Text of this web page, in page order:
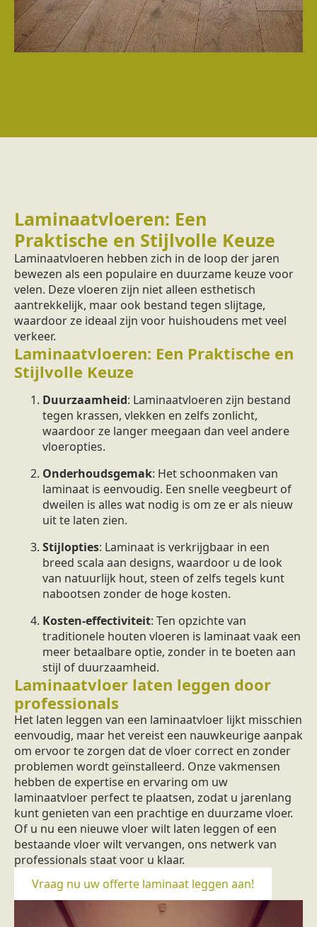
Laminaatvloeren: Een
Praktische en Stijlvolle Keuze
Laminaatvloeren hebben zich in de loop der jaren
bewezen als een populaire en duurzame keuze voor
velen. Deze vloeren zijn niet alleen esthetisch
aantrekkelijk, maar ook bestand tegen slijtage,
waardoor ze ideaal zijn voor huishoudens met veel
verkeer.
Laminaatvloeren: Een Praktische en
Stijlvolle Keuze
Duurzaamheid: Laminaatvloeren zijn bestand
tegen krassen, vlekken en zelfs zonlicht,
waardoor ze langer meegaan dan veel andere
vloeropties.
Onderhoudsgemak: Het schoonmaken van
laminaat is eenvoudig. Een snelle veegbeurt of
dweilen is alles wat nodig is om ze er als nieuw
uit te laten zien.
Stijlopties: Laminaat is verkrijgbaar in een
breed scala aan designs, waardoor u de look
van natuurlijk hout, steen of zelfs tegels kunt
nabootsen zonder de hoge kosten.
Kosten-effectiviteit: Ten opzichte van
traditionele houten vloeren is laminaat vaak een
meer betaalbare optie, zonder in te boeten aan
stijl of duurzaamheid.
Laminaatvloer laten leggen door
professionals
Het laten leggen van een laminaatvloer lijkt misschien
eenvoudig, maar het vereist een nauwkeurige aanpak
om ervoor te zorgen dat de vloer correct en zonder
problemen wordt geïnstalleerd. Onze vakmensen
hebben de expertise en ervaring om uw
laminaatvloer perfect te plaatsen, zodat u jarenlang
kunt genieten van een prachtige en duurzame vloer.
Of u nu een nieuwe vloer wilt laten leggen of een
bestaande vloer wilt vervangen, ons netwerk van
professionals staat voor u klaar.
Vraag nu uw offerte laminaat leggen aan!